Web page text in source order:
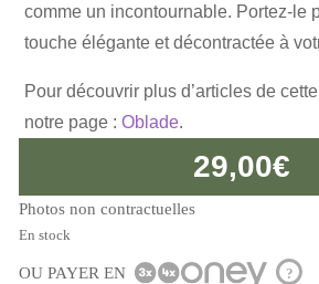
comme un incontournable. Portez-le
touche élégante et décontractée à
Pour découvrir plus d’articles de
notre page :Oblade.
29,00€
Photos non contractuelles
En stock
OU PAYER EN ?